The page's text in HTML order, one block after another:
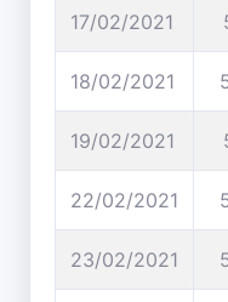
17/02/2021
18/02/2021
19/02/2021
22/02/2021
23/02/2021